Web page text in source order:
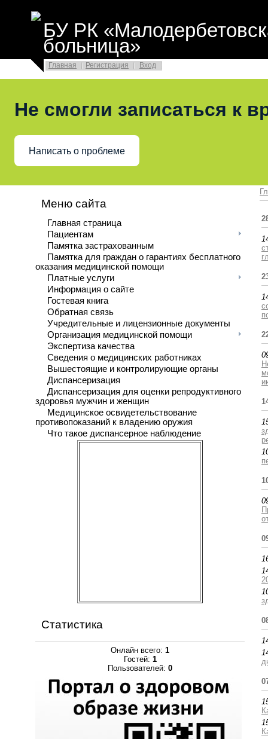
БУ РК
больница»
Главная Регистрация Вход
Не смогли записаться к
Написать о проблеме
Меню сайта
Главная страница
Пациентам
Памятка застрахованным
Памятка для граждан о гарантиях бесплатного
оказания медицинской помощи
Платные услуги
Информация о сайте
Гостевая книга
Обратная связь
Учредительные и лицензионные документы
Организация медицинской помощи
Экспертиза качества
Сведения о медицинских работниках
Вышестоящие и контролирующие органы
Диспансеризация
Диспансеризация для оценки репродуктивного
здоровья мужчин и женщин
Медицинское освидетельствование
противопоказаний к владению оружия
Что такое диспансерное наблюдение
Статистика
Онлайн всего: 1
Гостей: 1
Пользователей: 0